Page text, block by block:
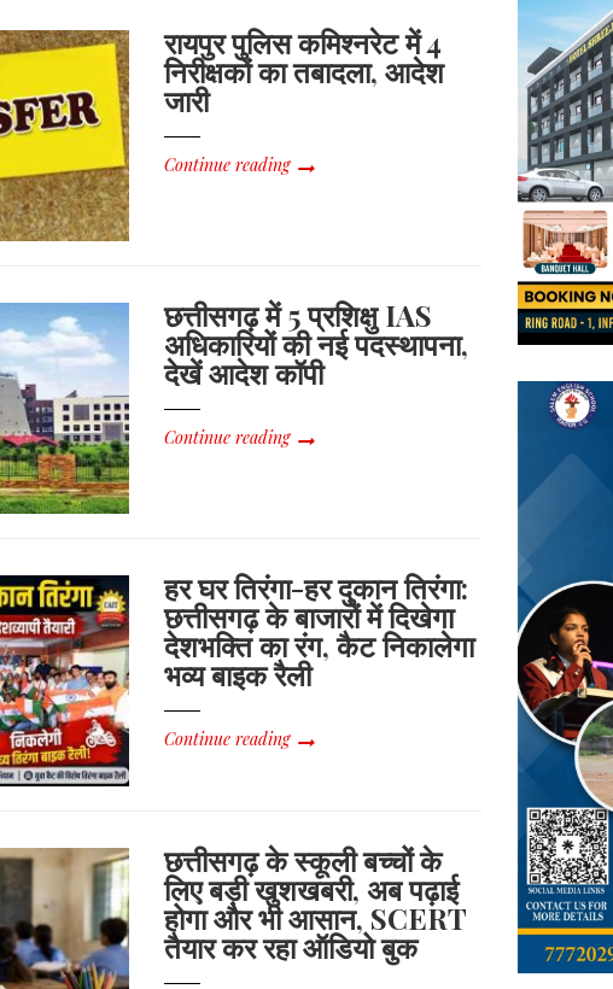
रायपुर पुलिस कमिश्नरेट में 4
निरीक्षकों का तबादला, आदेश
जारी
Continue reading
छत्तीसगढ़ में 5 प्रशिक्षु IAS
अधिकारियों की नई पदस्थापना,
देखें आदेश कॉपी
Continue reading
हर घर तिरंगा-हर दुकान तिरंगा:
छत्तीसगढ़ के बाजारों में दिखेगा
देशभक्ति का रंग, कैट निकालेगा
भव्य बाइक रैली
Continue reading
छत्तीसगढ़ के स्कूली बच्चों के
लिए बड़ी खुशखबरी, अब पढ़ाई
होगा और भी आसान, SCERT
तैयार कर रहा ऑडियो बुक